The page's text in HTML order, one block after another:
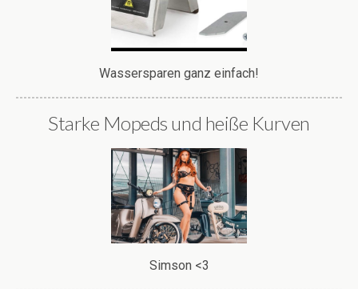
Wassersparen ganz einfach!
Starke Mopeds und heiße Kurven
Simson <3